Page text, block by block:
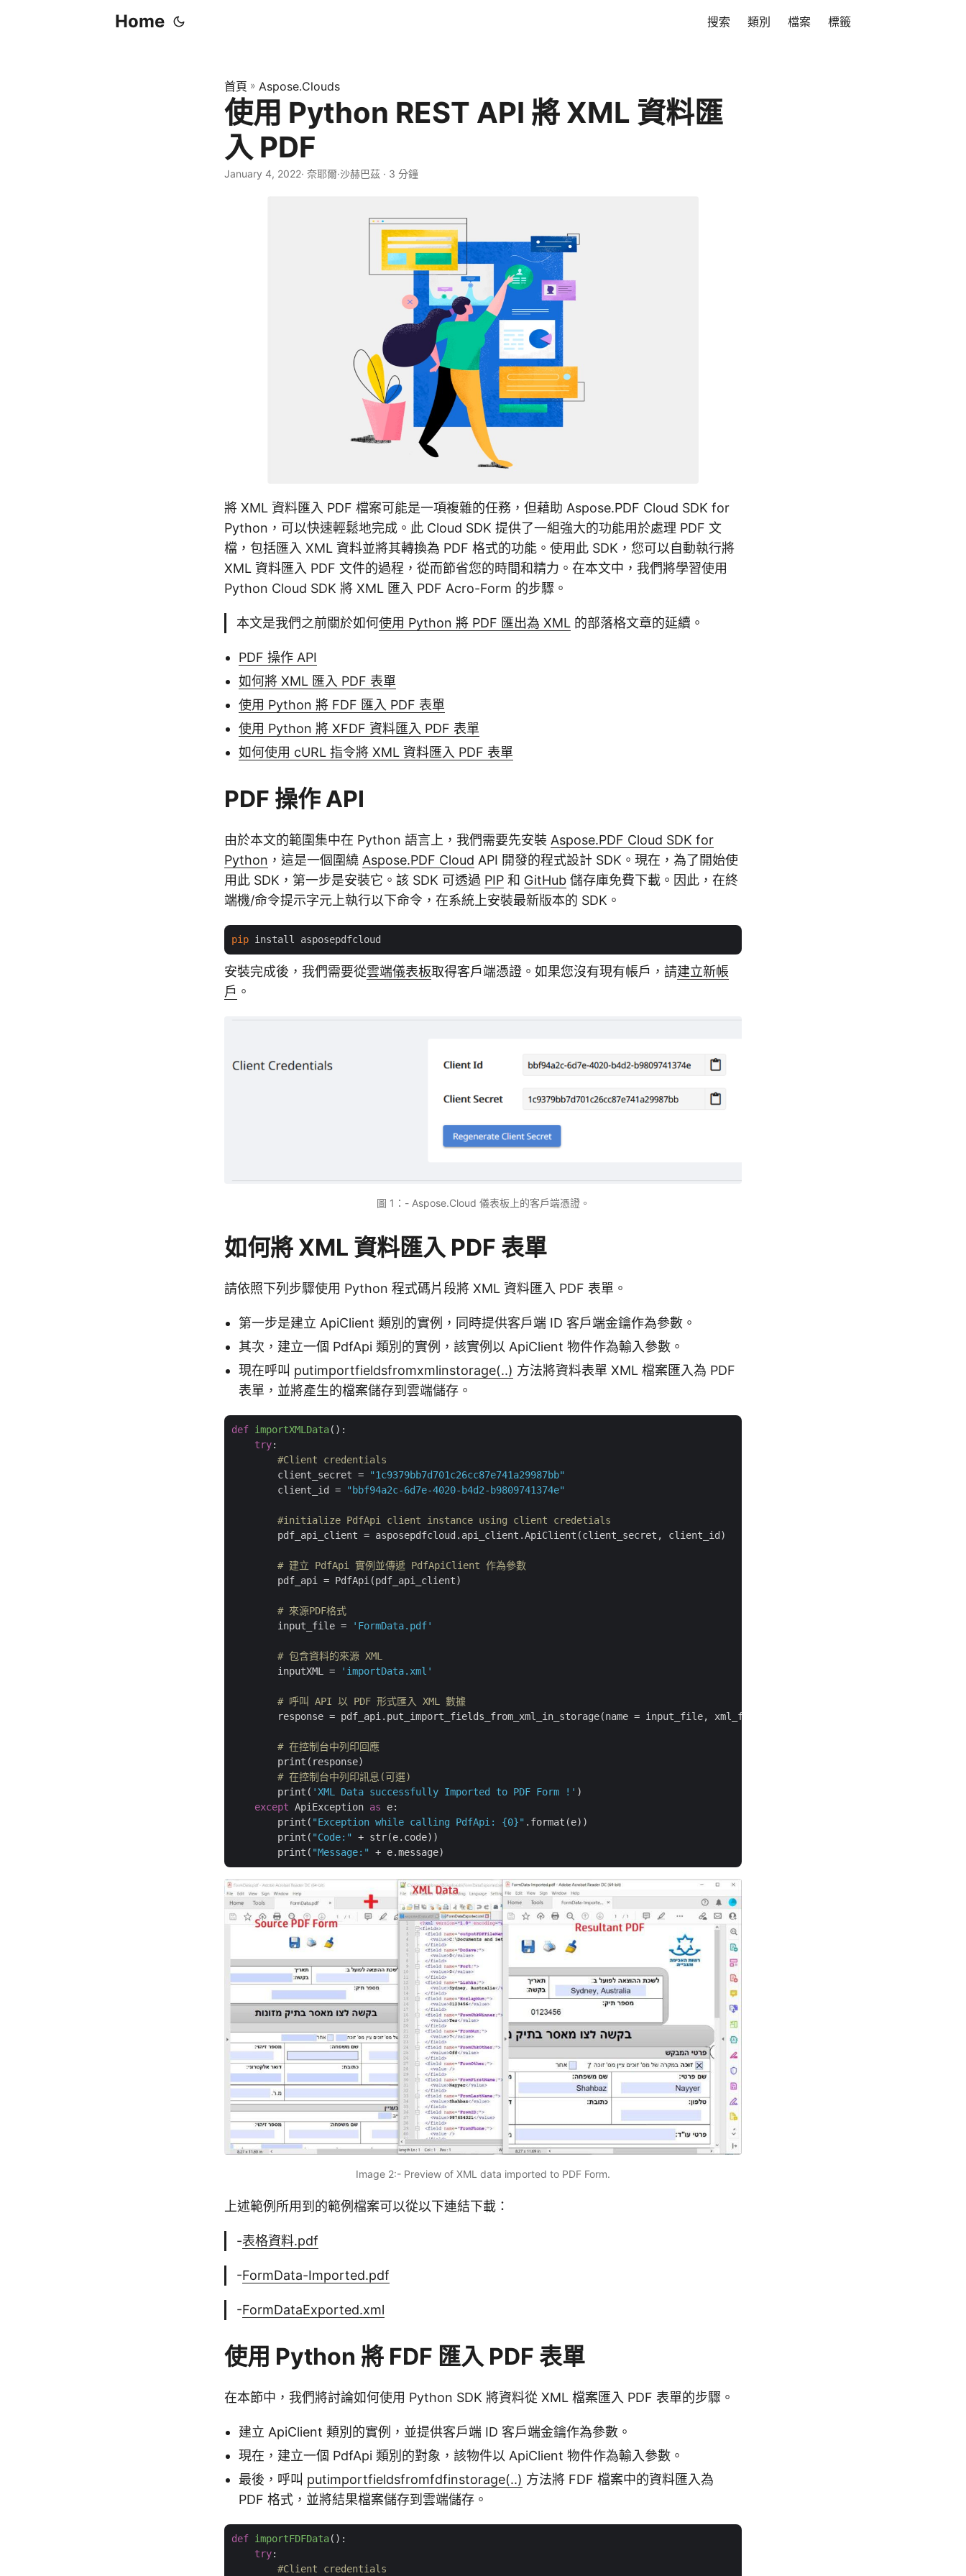
Home 搜索 類別 檔案 標籤
首頁 » Aspose.Clouds
使用 Python REST API 將 XML 資料匯
入 PDF
January 4, 2022· 奈耶爾·沙赫巴茲 · 3 分鐘
將 XML 資料匯入 PDF 檔案可能是一項複雜的任務，但藉助 Aspose.PDF Cloud SDK for
Python，可以快速輕鬆地完成。此 Cloud SDK 提供了一組強大的功能用於處理 PDF 文
檔，包括匯入 XML 資料並將其轉換為 PDF 格式的功能。使用此 SDK，您可以自動執行將
XML 資料匯入 PDF 文件的過程，從而節省您的時間和精力。在本文中，我們將學習使用
Python Cloud SDK 將 XML 匯入 PDF Acro-Form 的步驟。
本文是我們之前關於如何使用 Python 將 PDF 匯出為 XML 的部落格文章的延續。
PDF 操作 API
如何將 XML 匯入 PDF 表單
使用 Python 將 FDF 匯入 PDF 表單
使用 Python 將 XFDF 資料匯入 PDF 表單
如何使用 cURL 指令將 XML 資料匯入 PDF 表單
PDF 操作 API
由於本文的範圍集中在 Python 語言上，我們需要先安裝 Aspose.PDF Cloud SDK for
Python ，這是一個圍繞 Aspose.PDF Cloud API 開發的程式設計 SDK。現在，為了開始使
用此 SDK，第一步是安裝它。該 SDK 可透過 PIP 和 GitHub 儲存庫免費下載。因此，在終
端機/命令提示字元上執行以下命令，在系統上安裝最新版本的 SDK。
pip
安裝完成後，我們需要從雲端儀表板取得客戶端憑證。如果您沒有現有帳戶，請建立新帳
戶 。
圖 1：- Aspose.Cloud 儀表板上的客戶端憑證。
如何將 XML 資料匯入 PDF 表單
請依照下列步驟使用 Python 程式碼片段將 XML 資料匯入 PDF 表單。
第一步是建立 ApiClient 類別的實例，同時提供客戶端 ID 客戶端金鑰作為參數。
其次，建立一個 PdfApi 類別的實例，該實例以 ApiClient 物件作為輸入參數。
現在呼叫 putimportfieldsfromxmlinstorage(..) 方法將資料表單 XML 檔案匯入為 PDF
表單，並將產生的檔案儲存到雲端儲存。
def importXMLData():
try:
#Client credentials
        client_secret =
"1c9379bb7d701c26cc87e741a29987bb"
        client_id =
"bbf94a2c-6d7e-4020-b4d2-b9809741374e"
#initialize PdfApi client instance using client credetials
        pdf_api_client = asposepdfcloud.api_client.ApiClient(client_secret, client_id)
# 建立 PdfApi 實例並傳遞 PdfApiClient 作為參數
        pdf_api = PdfApi(pdf_api_client)
# 來源PDF格式
        input_file =
'FormData.pdf'
# 包含資料的來源 XML
        inputXML =
'importData.xml'
# 呼叫 API 以 PDF 形式匯入 XML 數據
        response = pdf_api.put_import_fields_from_xml_in_storage(name = input_file, xml_file_path = inputXML)
# 在控制台中列印回應
        print(response)
# 在控制台中列印訊息(可選)
        print(
'XML Data successfully Imported to PDF Form !' )
except ApiException as e:
        print(
"Exception while calling PdfApi: {0}" .format(e))
        print(
"Code:"
+ str(e.code))
        print(
"Message:"
Image 2:- Preview of XML data imported to PDF Form.
上述範例所用到的範例檔案可以從以下連結下載：
-表格資料.pdf
-FormData-Imported.pdf
-FormDataExported.xml
使用 Python 將 FDF 匯入 PDF 表單
在本節中，我們將討論如何使用 Python SDK 將資料從 XML 檔案匯入 PDF 表單的步驟。
建立 ApiClient 類別的實例，並提供客戶端 ID 客戶端金鑰作為參數。
現在，建立一個 PdfApi 類別的對象，該物件以 ApiClient 物件作為輸入參數。
最後，呼叫 putimportfieldsfromfdfinstorage(..) 方法將 FDF 檔案中的資料匯入為
PDF 格式，並將結果檔案儲存到雲端儲存。
def importFDFData():
try:
#Client credentials